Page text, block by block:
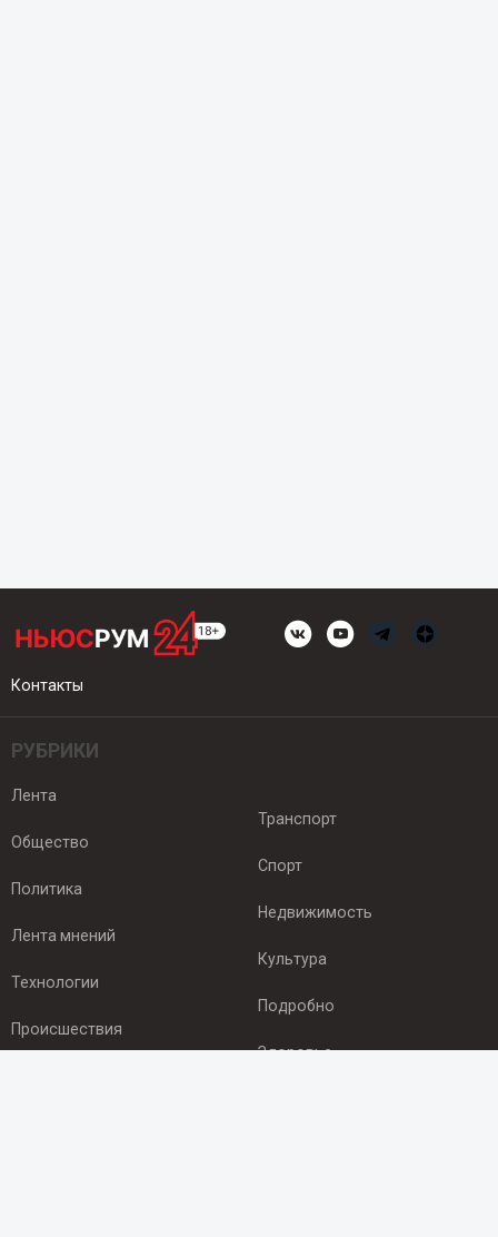
Контакты
РУБРИКИ
Лента
Общество
Политика
Лента мнений
Технологии
Происшествия
Транспорт
Спорт
Недвижимость
Культура
Подробно
Здоровье